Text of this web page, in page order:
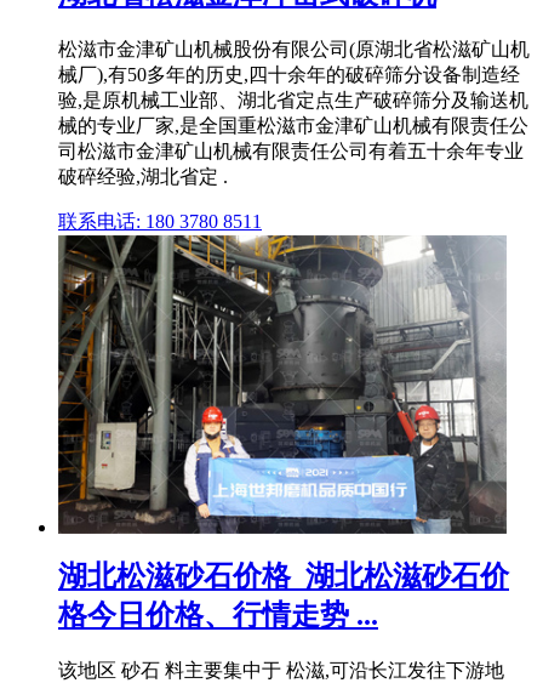
松滋市金津矿山机械股份有限公司(原湖北省松滋矿山机
械厂),有50多年的历史,四十余年的破碎筛分设备制造经
验,是原机械工业部、湖北省定点生产破碎筛分及输送机
械的专业厂家,是全国重松滋市金津矿山机械有限责任公
司松滋市金津矿山机械有限责任公司有着五十余年专业
破碎经验,湖北省定 .
联系电话: 180 3780 8511
湖北松滋砂石价格_湖北松滋砂石价
格今日价格、行情走势 ...
该地区 砂石 料主要集中于 松滋,可沿长江发往下游地